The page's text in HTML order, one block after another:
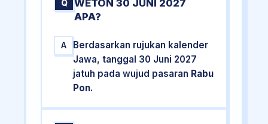
Q
WETON 30 JUNI 2027
APA?
A
Berdasarkan rujukan kalender
Jawa, tanggal 30 Juni 2027
jatuh pada wujud pasaran Rabu
Pon.